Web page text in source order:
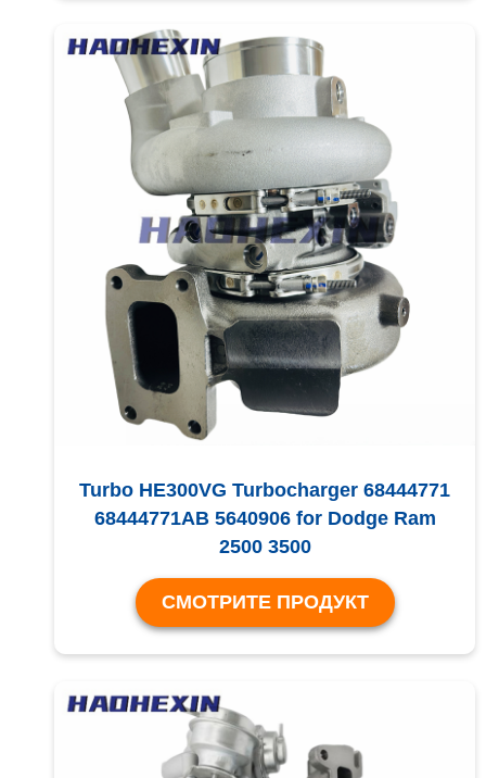
Turbo HE300VG Turbocharger 68444771
68444771AB 5640906 for Dodge Ram
2500 3500
СМОТРИТЕ ПРОДУКТ